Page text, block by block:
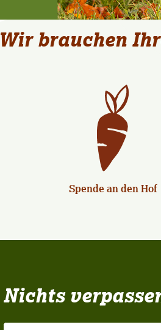
Wir brauchen
Spende an den Hof
Nichts